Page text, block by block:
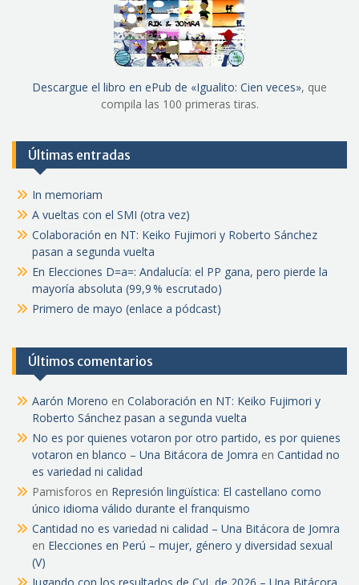
Descargue el libro en ePub de «Igualito: Cien veces», que
compila las 100 primeras tiras.
Últimas entradas
In memoriam
A vueltas con el SMI (otra vez)
Colaboración en NT: Keiko Fujimori y Roberto Sánchez
pasan a segunda vuelta
En Elecciones D=a=: Andalucía: el PP gana, pero pierde la
mayoría absoluta (99,9 % escrutado)
Primero de mayo (enlace a pódcast)
Últimos comentarios
Aarón Moreno en Colaboración en NT: Keiko Fujimori y
Roberto Sánchez pasan a segunda vuelta
No es por quienes votaron por otro partido, es por quienes
votaron en blanco – Una Bitácora de Jomra en Cantidad no
es variedad ni calidad
Pamisforos en Represión lingüística: El castellano como
único idioma válido durante el franquismo
Cantidad no es variedad ni calidad – Una Bitácora de Jomra
en Elecciones en Perú – mujer, género y diversidad sexual
(V)